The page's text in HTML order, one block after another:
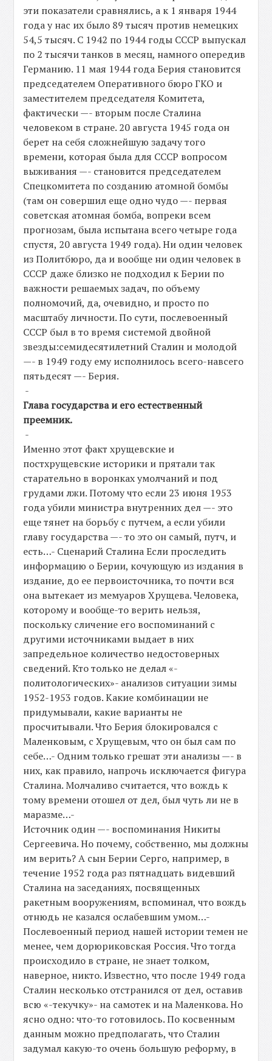
эти показатели сравнялись, а к 1 января 1944
года у нас их было 89 тысяч против немецких
54,5 тысяч. С 1942 по 1944 годы СССР выпускал
по 2 тысячи танков в месяц, намного опередив
Германию. 11 мая 1944 года Берия становится
председателем Оперативного бюро ГКО и
заместителем председателя Комитета,
фактически —- вторым после Сталина
человеком в стране. 20 августа 1945 года он
берет на себя сложнейшую задачу того
времени, которая была для СССР вопросом
выживания —- становится председателем
Спецкомитета по созданию атомной бомбы
(там он совершил еще одно чудо —- первая
советская атомная бомба, вопреки всем
прогнозам, была испытана всего четыре года
спустя, 20 августа 1949 года). Ни один человек
из Политбюро, да и вообще ни один человек в
СССР даже близко не подходил к Берии по
важности решаемых задач, по объему
полномочий, да, очевидно, и просто по
масштабу личности. По сути, послевоенный
СССР был в то время системой двойной
звезды:семидесятилетний Сталин и молодой
—- в 1949 году ему исполнилось всего-навсего
пятьдесят —- Берия.
-
Глава государства и его естественный
преемник.
-
Именно этот факт хрущевские и
постхрущевские историки и прятали так
старательно в воронках умолчаний и под
грудами лжи. Потому что если 23 июня 1953
года убили министра внутренних дел —- это
еще тянет на борьбу с путчем, а если убили
главу государства —- то это он самый, путч, и
есть…- Сценарий Сталина Если проследить
информацию о Берии, кочующую из издания в
издание, до ее первоисточника, то почти вся
она вытекает из мемуаров Хрущева. Человека,
которому и вообще-то верить нельзя,
поскольку сличение его воспоминаний с
другими источниками выдает в них
запредельное количество недостоверных
сведений. Кто только не делал «-
политологических»- анализов ситуации зимы
1952-1953 годов. Какие комбинации не
придумывали, какие варианты не
просчитывали. Что Берия блокировался с
Маленковым, с Хрущевым, что он был сам по
себе…- Одним только грешат эти анализы —- в
них, как правило, напрочь исключается фигура
Сталина. Молчаливо считается, что вождь к
тому времени отошел от дел, был чуть ли не в
маразме…-
Источник один —- воспоминания Никиты
Сергеевича. Но почему, собственно, мы должны
им верить? А сын Берии Серго, например, в
течение 1952 года раз пятнадцать видевший
Сталина на заседаниях, посвященных
ракетным вооружениям, вспоминал, что вождь
отнюдь не казался ослабевшим умом…-
Послевоенный период нашей истории темен не
менее, чем дорюриковская Россия. Что тогда
происходило в стране, не знает толком,
наверное, никто. Известно, что после 1949 года
Сталин несколько отстранился от дел, оставив
всю «-текучку»- на самотек и на Маленкова. Но
ясно одно: что-то готовилось. По косвенным
данным можно предполагать, что Сталин
задумал какую-то очень большую реформу, в